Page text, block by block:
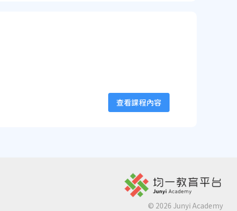
查看課程內容
© 2026 Junyi Academy